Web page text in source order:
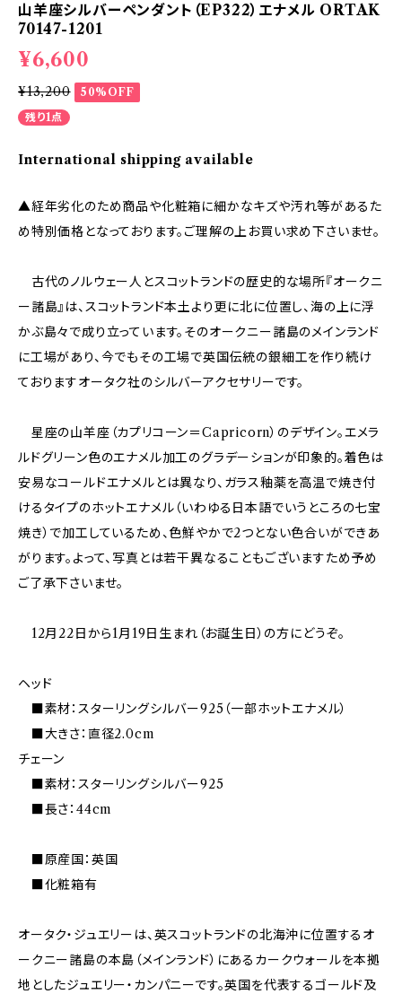
山羊座シルバーペンダント（EP322）エナメル ORTAK
70147-1201
¥6,600
¥13,200
50%OFF
残り1点
International shipping available
▲経年劣化のため商品や化粧箱に細かなキズや汚れ等があるた
め特別価格となっております。ご理解の上お買い求め下さいませ。
古代のノルウェー人とスコットランドの歴史的な場所『オークニ
ー諸島』は、スコットランド本土より更に北に位置し、海の上に浮
かぶ島々で成り立っています。そのオークニー諸島のメインランド
に工場があり、今でもその工場で英国伝統の銀細工を作り続け
ておりますオータク社のシルバーアクセサリーです。
星座の山羊座（カプリコーン＝Capricorn）のデザイン。エメラ
ルドグリーン色のエナメル加工のグラデーションが印象的。着色は
安易なコールドエナメルとは異なり、ガラス釉薬を高温で焼き付
けるタイプのホットエナメル（いわゆる日本語でいうところの七宝
焼き）で加工しているため、色鮮やかで2つとない色合いができあ
がります。よって、写真とは若干異なることもございますため予め
ご了承下さいませ。
12月22日から1月19日生まれ（お誕生日）の方にどうぞ。
ヘッド
■素材：スターリングシルバー925（一部ホットエナメル）
■大きさ：直径2.0cm
チェーン
■素材：スターリングシルバー925
■長さ：44cm
■原産国：英国
■化粧箱有
オータク・ジュエリーは、英スコットランドの北海沖に位置するオ
ークニー諸島の本島（メインランド）にあるカークウォールを本拠
地としたジュエリー・カンパニーです。英国を代表するゴールド及